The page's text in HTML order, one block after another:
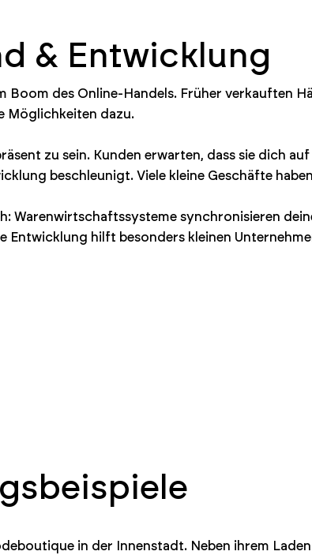
& Entwicklung
Boom des Online-Handels. Früher verkauften
Möglichkeiten dazu.
zu sein. Kunden erwarten, dass sie dich
beschleunigt. Viele kleine Geschäfte
Warenwirtschaftssysteme synchronisieren
Entwicklung hilft besonders kleinen
in der Innenstadt. Neben ihrem